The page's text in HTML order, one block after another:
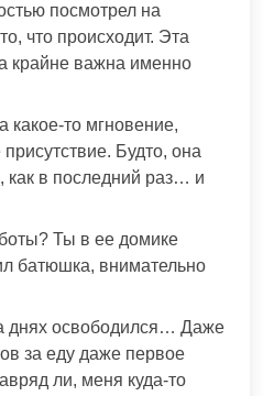
посмотрел на
что происходит. Эта
крайне важна именно
какое-то мгновение,
Будто, она
как в последний раз… и
Ты в ее домике
батюшка, внимательно
освободился… Даже
за еду даже первое
ли, меня куда-то